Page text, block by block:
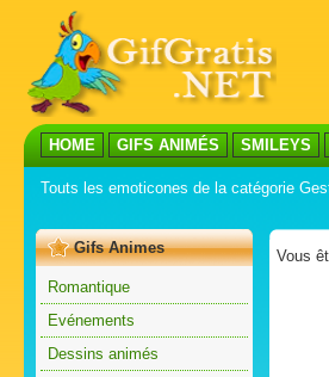
HOME GIFS ANIMÉS SMILEYS
Touts les emoticones de la catégorie
Gifs Animes
Romantique
Evénements
Dessins animés
Vous